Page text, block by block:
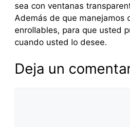
sea con ventanas
Además de que manejamos
enrollables, para que usted
cuando usted lo desee.
Deja un